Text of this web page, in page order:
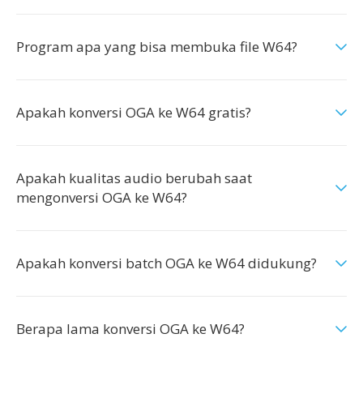
Program apa yang bisa membuka file W64?
Apakah konversi OGA ke W64 gratis?
Apakah kualitas audio berubah saat
mengonversi OGA ke W64?
Apakah konversi batch OGA ke W64 didukung?
Berapa lama konversi OGA ke W64?